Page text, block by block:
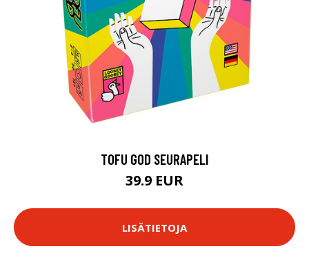
TOFU GOD SEURAPELI
39.9 EUR
LISÄTIETOJA